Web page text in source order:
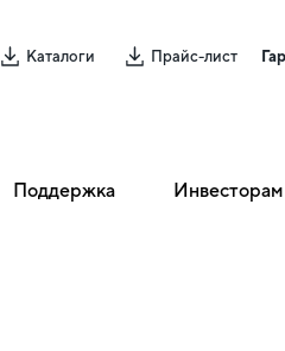
Каталоги Прайс-лист
Поддержка Инвесторам